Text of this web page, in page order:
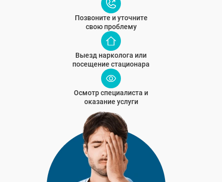
Позвоните и уточните
свою проблему
Выезд нарколога или
посещение стационара
Осмотр специалиста и
оказание услуги
ВЫБРАТЬ ГОРОД
Ивантеевка
Коломна
Королёв